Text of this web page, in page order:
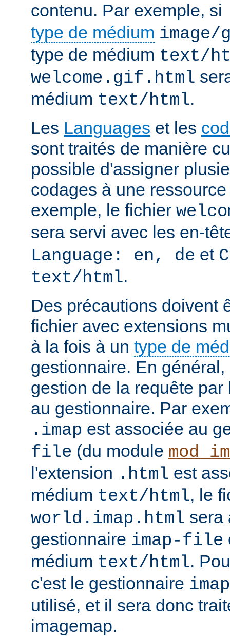
contenu. Par exemple, si
type de médium
type de médium text/
welcome.gif.html
médium text/html.
Les Languages et les
sont traités de manière
possible d'assigner
codages à une
exemple, le fichier
sera servi avec les en-
Language: en, de et
text/html.
Des précautions doivent
fichier avec extensions
à la fois à un type de
gestionnaire. En
gestion de la requête
au gestionnaire. Par
.imap est associée au
file (du module
l'extension .html est
médium text/html, le
world.imap.html sera
gestionnaire imap-file
médium text/html.
c'est le gestionnaire
utilisé, et il sera donc
imagemap.